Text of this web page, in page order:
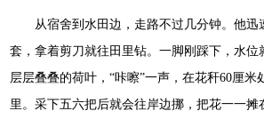
从宿舍到水田边，走路不过几分钟。他迅
套，拿着剪刀就往田里钻。一脚刚踩下，水位
层层叠叠的荷叶，“咔嚓”一声，在花秆60厘米
里。采下五六把后就会往岸边挪，把花一一摊